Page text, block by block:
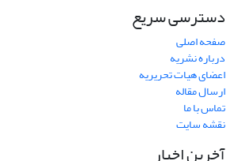
دسترسی سریع
صفحه اصلی
درباره نشریه
اعضای هیات تحریریه
ارسال مقاله
تماس با ما
نقشه سایت
آخرین اخبار